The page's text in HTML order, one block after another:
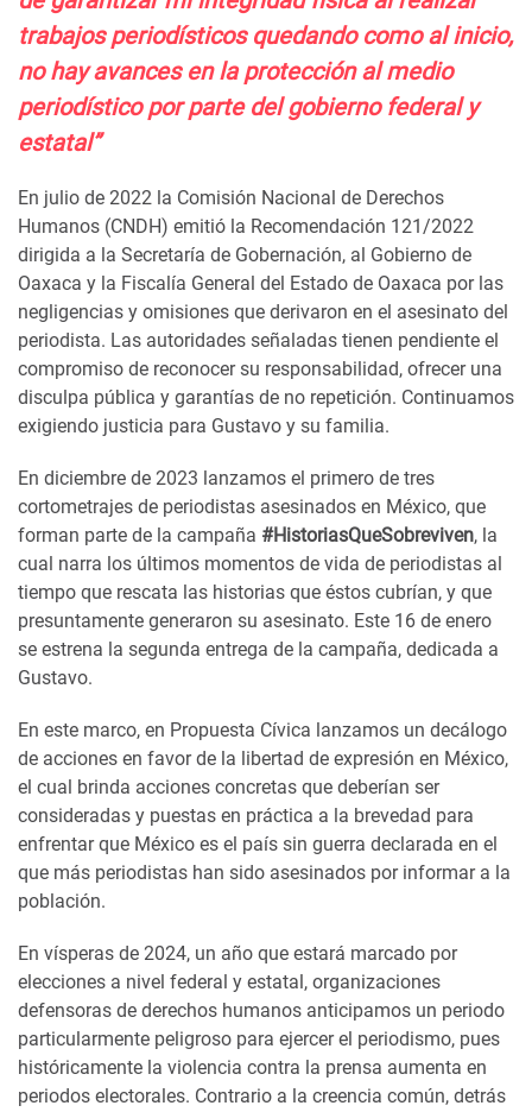
trabajos periodísticos quedando como al inicio,
no hay avances en la protección al medio
periodístico por parte del gobierno federal y
estatal”
En julio de 2022 la Comisión Nacional de Derechos
Humanos (CNDH) emitió la Recomendación 121/2022
dirigida a la Secretaría de Gobernación, al Gobierno de
Oaxaca y la Fiscalía General del Estado de Oaxaca por las
negligencias y omisiones que derivaron en el asesinato del
periodista. Las autoridades señaladas tienen pendiente el
compromiso de reconocer su responsabilidad, ofrecer una
disculpa pública y garantías de no repetición. Continuamos
exigiendo justicia para Gustavo y su familia.
En diciembre de 2023 lanzamos el primero de tres
cortometrajes de periodistas asesinados en México, que
forman parte de la campaña #HistoriasQueSobreviven, la
cual narra los últimos momentos de vida de periodistas al
tiempo que rescata las historias que éstos cubrían, y que
presuntamente generaron su asesinato. Este 16 de enero
se estrena la segunda entrega de la campaña, dedicada a
Gustavo.
En este marco, en Propuesta Cívica lanzamos un decálogo
de acciones en favor de la libertad de expresión en México,
el cual brinda acciones concretas que deberían ser
consideradas y puestas en práctica a la brevedad para
enfrentar que México es el país sin guerra declarada en el
que más periodistas han sido asesinados por informar a la
población.
En vísperas de 2024, un año que estará marcado por
elecciones a nivel federal y estatal, organizaciones
defensoras de derechos humanos anticipamos un periodo
particularmente peligroso para ejercer el periodismo, pues
históricamente la violencia contra la prensa aumenta en
periodos electorales. Contrario a la creencia común, detrás